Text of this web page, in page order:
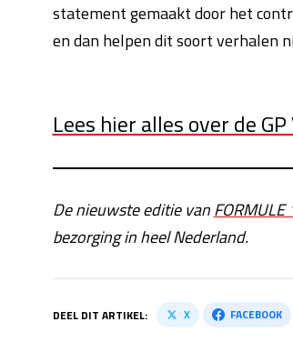
statement gemaakt door het
en dan helpen dit soort verhalen
Lees hier alles over de
De nieuwste editie vanFORMULE
bezorging in heel Nederland.
DEEL DIT ARTIKEL: X FACEBOOK